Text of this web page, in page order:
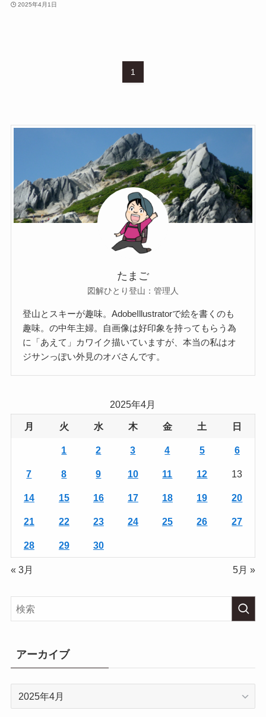
2025年4月1日
1
たまご
図解ひとり登山：管理人
登山とスキーが趣味。AdobeIllustratorで絵を書くのも
趣味。の中年主婦。自画像は好印象を持ってもらう為
に「あえて」カワイク描いていますが、本当の私はオ
ジサンっぽい外見のオバさんです。
2025年4月
月 火 水 木 金 土 日
1 2 3 4 5 6
7 8 9 10 11 12 13
14 15 16 17 18 19 20
21 22 23 24 25 26 27
28 29 30
« 3月 5月 »
アーカイブ